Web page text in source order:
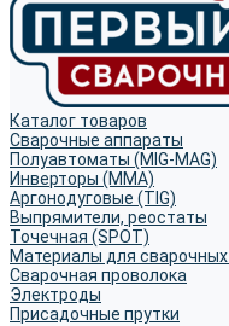
Каталог товаров
Сварочные аппараты
Полуавтоматы (MIG-MAG)
Инверторы (MMA)
Аргонодуговые (TIG)
Выпрямители, реостаты
Точечная (SPOT)
Материалы для
Сварочная проволока
Электроды
Присадочные прутки